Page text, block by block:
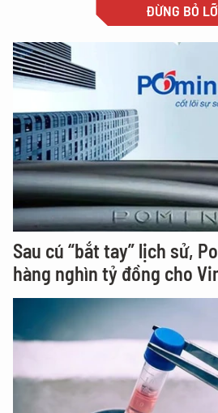
ĐỪNG BỎ LỠ
Sau cú “bắt tay” lịch sử,
hàng nghìn tỷ đồng cho